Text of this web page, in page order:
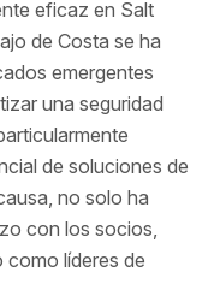
eficaz en Salt
de Costa se ha
emergentes
una seguridad
de soluciones de
no solo ha
con los socios,
como líderes de